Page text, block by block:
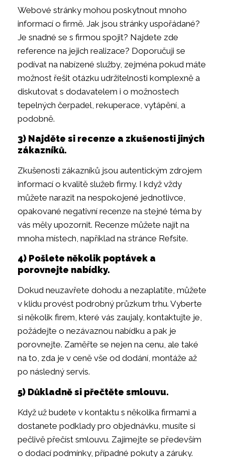
Webové stránky mohou poskytnout mnoho
informací o firmě. Jak jsou stránky uspořádané?
Je snadné se s firmou spojit? Najdete zde
reference na jejich realizace? Doporučuji se
podívat na nabízené služby, zejména pokud máte
možnost řešit otázku udržitelnosti komplexně a
diskutovat s dodavatelem i o možnostech
tepelných čerpadel, rekuperace, vytápění, a
podobně.
3) Najděte si recenze a zkušenosti jiných
zákazníků.
Zkušenosti zákazníků jsou autentickým zdrojem
informací o kvalitě služeb firmy. I když vždy
můžete narazit na nespokojené jednotlivce,
opakované negativní recenze na stejné téma by
vás měly upozornit. Recenze můžete najít na
mnoha místech, například na stránce Refsite.
4) Pošlete několik poptávek a
porovnejte nabídky.
Dokud neuzavřete dohodu a nezaplatíte, můžete
v klidu provést podrobný průzkum trhu. Vyberte
si několik firem, které vás zaujaly, kontaktujte je,
požádejte o nezávaznou nabídku a pak je
porovnejte. Zaměřte se nejen na cenu, ale také
na to, zda je v ceně vše od dodání, montáže až
po následný servis.
5) Důkladně si přečtěte smlouvu.
Když už budete v kontaktu s několika firmami a
dostanete podklady pro objednávku, musíte si
pečlivě přečíst smlouvu. Zajímejte se především
o dodací podmínky, případné pokuty a záruky.